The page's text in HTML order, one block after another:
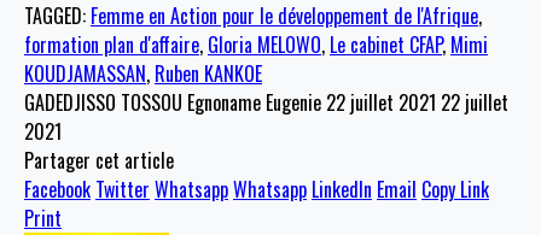
TAGGED: Femme en Action pour le développement de l'Afrique,
formation plan d'affaire, Gloria MELOWO, Le cabinet CFAP, Mimi
KOUDJAMASSAN, Ruben KANKOE
GADEDJISSO TOSSOU Egnoname Eugenie 22 juillet 2021 22 juillet
2021
Partager cet article
Facebook Twitter WhatsappWhatsapp LinkedIn Email Copy Link
Print